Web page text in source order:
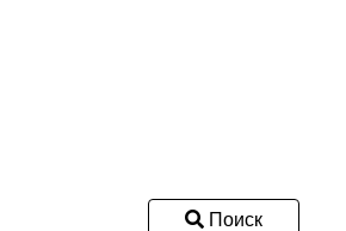
Поиск